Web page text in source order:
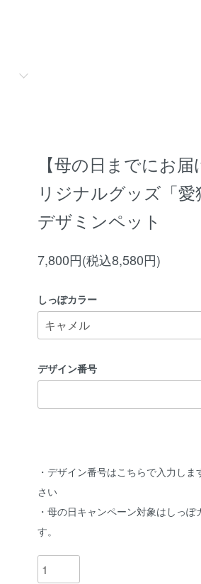
【母の日までにお
リジナルグッズ「愛
デザミンペット
7,800円(税込8,580円)
しっぽカラー
デザイン番号
・デザイン番号はこちらで入力し
さい
・母の日キャンペーン対象はしっ
す。